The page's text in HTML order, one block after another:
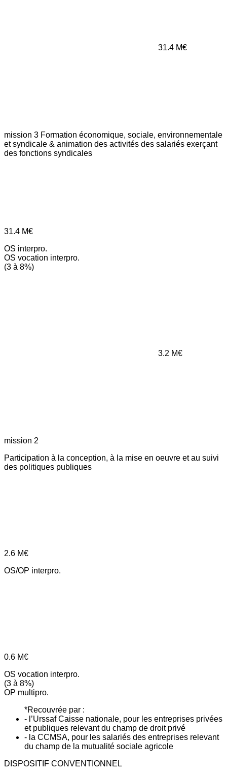
31.4 M€
mission 3 Formation économique, sociale, environnementale
et syndicale & animation des activités des salariés exerçant
des fonctions syndicales
31.4 M€
OS interpro.
OS vocation interpro.
(3 à 8%)
3.2 M€
mission 2
Participation à la conception, à la mise en oeuvre et au suivi
des politiques publiques
2.6 M€
OS/OP interpro.
0.6 M€
OS vocation interpro.
(3 à 8%)
OP multipro.
*Recouvrée par :
- l’Urssaf Caisse nationale, pour les entreprises privées
et publiques relevant du champ de droit privé
- la CCMSA, pour les salariés des entreprises relevant
du champ de la mutualité sociale agricole
DISPOSITIF CONVENTIONNEL